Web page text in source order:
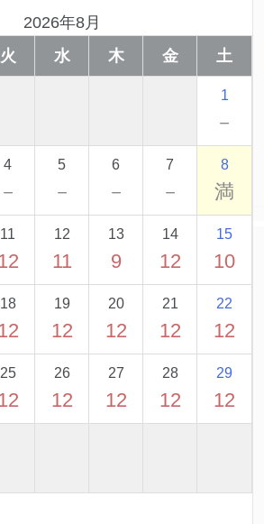
2026年8月
火 水 木 金 土
1
－
4
－
5
－
6
－
7
－
8
満
11 12
11
13
9
14
12
15
10
18 19
12
20
12
21
12
22
12
25 26
12
27
12
28
12
29
12